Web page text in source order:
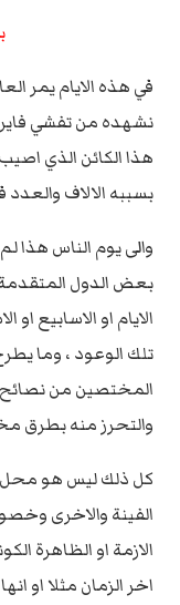
في هذه الايام يمر
هذا الكائن الذي
بسببه الالاف والعدد
والى يوم الناس
بعض الدول
الايام او الاسابيع
تلك الوعود ، وما
المختصين من نصائح
والتحرز منه بطرق
كل ذلك ليس هو محل
الفينة والاخرى
الازمة او الظاهرة
اخر الزمان مثلا او